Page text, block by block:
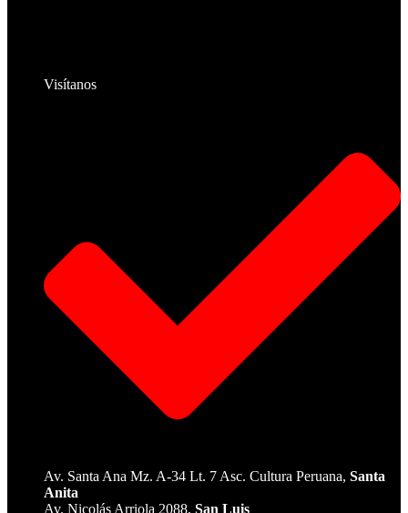
Visítanos
Av. Santa Ana Mz. A-34 Lt. 7 Asc. Cultura Peruana, Santa
Anita
Av. Nicolás Arriola 2088, San Luis